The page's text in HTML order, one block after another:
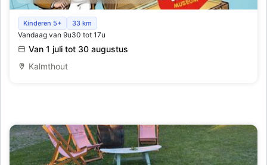
Zoek een Schat van Vlieg in het Suske en Wiske Museum
tijdens de zomervakantie
Kinderen 5+ 33 km
Vandaag van 9u30 tot 17u
Van 1 juli tot 30 augustus
Kalmthout